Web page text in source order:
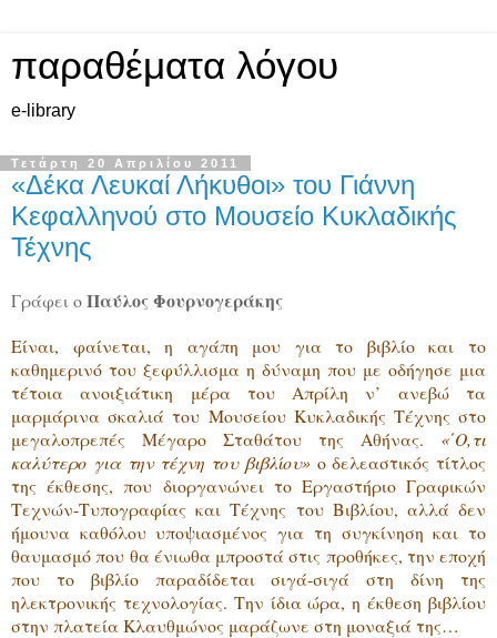
παραθέματα λόγου
e-library
Τετάρτη 20 Απριλίου 2011
«Δέκα Λευκαί Λήκυθοι» του Γιάννη
Κεφαλληνού στο Μουσείο Κυκλαδικής
Τέχνης
Γράφει οΠαύλος Φουρνογεράκης
Είναι, φαίνεται, η αγάπη μου για το βιβλίο και το
καθημερινό του ξεφύλλισμα η δύναμη που με οδήγησε μια
τέτοια ανοιξιάτικη μέρα του Απρίλη ν’ ανεβώ τα
μαρμάρινα σκαλιά του Μουσείου Κυκλαδικής Τέχνης στο
μεγαλοπρεπές Μέγαρο Σταθάτου της Αθήνας. «΄O,τι
καλύτερο για την τέχνη του βιβλίου» ο δελεαστικός τίτλος
της έκθεσης, που διοργανώνει το Εργαστήριο Γραφικών
Τεχνών-Τυπογραφίας και Τέχνης του Βιβλίου, αλλά δεν
ήμουνα καθόλου υποψιασμένος για τη συγκίνηση και το
θαυμασμό που θα ένιωθα μπροστά στις προθήκες, την εποχή
που το βιβλίο παραδίδεται σιγά-σιγά στη δίνη της
ηλεκτρονικής τεχνολογίας. Την ίδια ώρα, η έκθεση βιβλίου
στην πλατεία Κλαυθμώνος μαράζωνε στη μοναξιά της…